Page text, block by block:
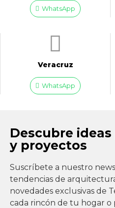
WhatsApp
Veracruz
WhatsApp
Descubre
y proyectos
Suscríbete a nuestro
tendencias de
novedades exclusivas de
cada rincón de tu hogar o